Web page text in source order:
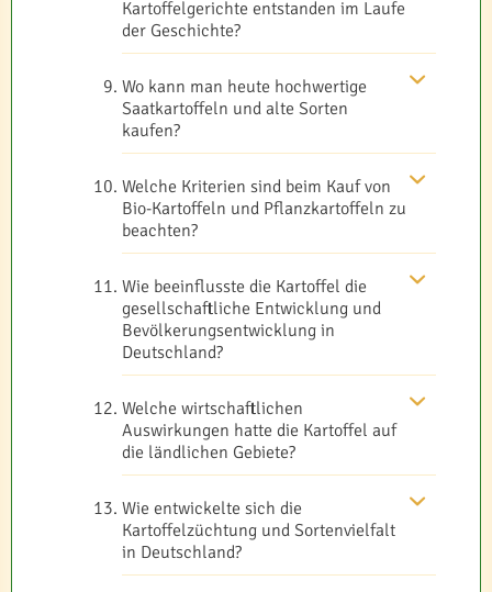
Kartoffelgerichte entstanden im Laufe
der Geschichte?
Wo kann man heute hochwertige
Saatkartoffeln und alte Sorten
kaufen?
Welche Kriterien sind beim Kauf von
Bio-Kartoffeln und Pflanzkartoffeln zu
beachten?
Wie beeinflusste die Kartoffel die
gesellschaftliche Entwicklung und
Bevölkerungsentwicklung in
Deutschland?
Welche wirtschaftlichen
Auswirkungen hatte die Kartoffel auf
die ländlichen Gebiete?
Wie entwickelte sich die
Kartoffelzüchtung und Sortenvielfalt
in Deutschland?